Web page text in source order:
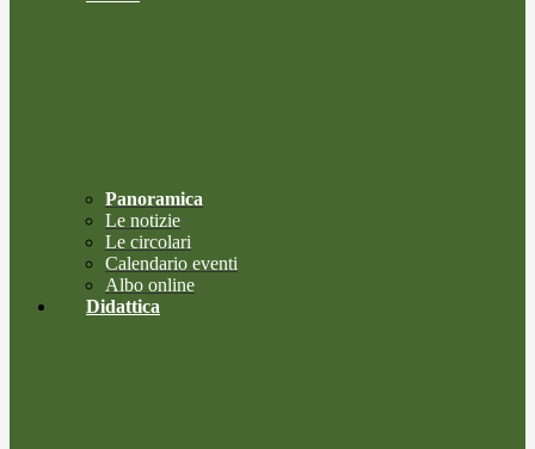
Panoramica
Le notizie
Le circolari
Calendario eventi
Albo online
Didattica